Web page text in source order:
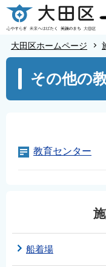
こ
の
ー
大田区ホームページ
こ
その他の
教育センター
船着場